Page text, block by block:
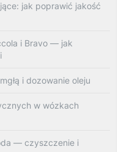
jak poprawić jakość
i Bravo — jak
i dozowanie oleju
w wózkach
— czyszczenie i